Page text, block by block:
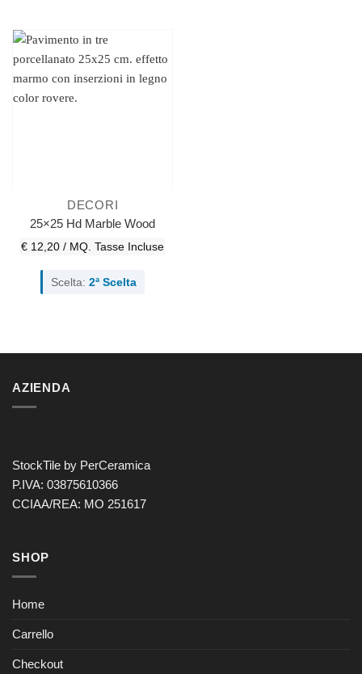
DECORI
25×25 Hd Marble Wood
€ 12,20 / MQ. Tasse Incluse
Scelta: 2ª Scelta
AZIENDA
StockTile by PerCeramica
P.IVA: 03875610366
CCIAA/REA: MO 251617
SHOP
Home
Carrello
Checkout